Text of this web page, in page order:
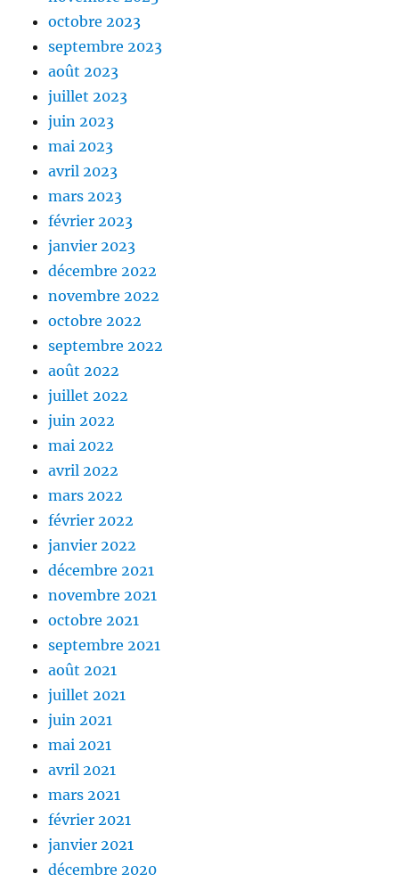
octobre 2023
septembre 2023
août 2023
juillet 2023
juin 2023
mai 2023
avril 2023
mars 2023
février 2023
janvier 2023
décembre 2022
novembre 2022
octobre 2022
septembre 2022
août 2022
juillet 2022
juin 2022
mai 2022
avril 2022
mars 2022
février 2022
janvier 2022
décembre 2021
novembre 2021
octobre 2021
septembre 2021
août 2021
juillet 2021
juin 2021
mai 2021
avril 2021
mars 2021
février 2021
janvier 2021
décembre 2020